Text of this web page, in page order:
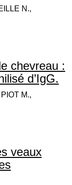
N.,
chevreau :
d’IgG.
M.,
veaux